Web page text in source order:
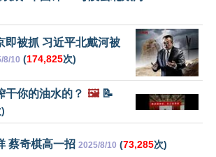
即被抓 习近平北戴河被
8/10 (174,825次)
干你的油水的？ 🖼️📝
蔡奇棋高一招 2025/8/10 (73,285次)